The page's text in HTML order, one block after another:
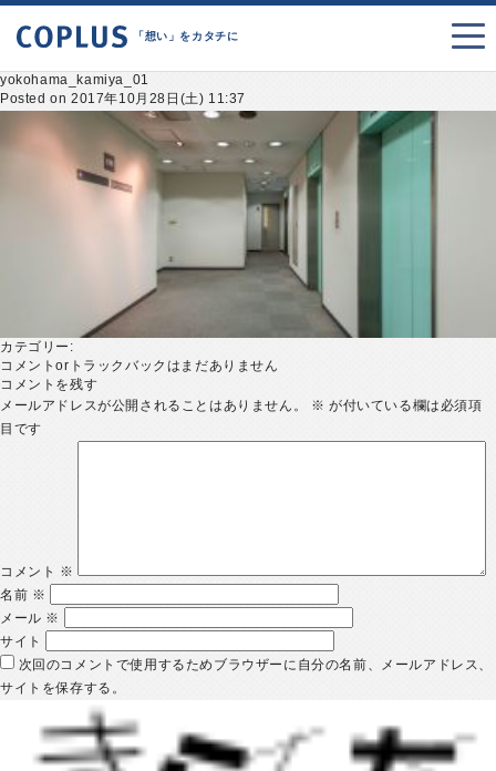
「想い」をカタチに
yokohama_kamiya_01
Posted on 2017年10月28日(土) 11:37
カテゴリー:
コメントorトラックバックはまだありません
コメントを残す
メールアドレスが公開されることはありません。
※ が付いている欄は必須項
目です
コメント ※
名前 ※
メール ※
サイト
次回のコメントで使用するためブラウザーに自分の名前、メールアドレス、
サイトを保存する。